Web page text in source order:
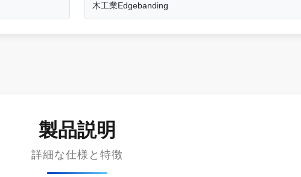
木工業Edgebanding
製品説明
詳細な仕様と特徴